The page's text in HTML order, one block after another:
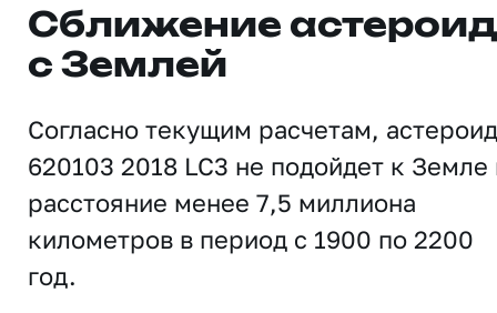
Сближение
с Землей
Согласно текущим расчетам, астероид
620103 2018 LC3 не подойдет к Земле
расстояние менее 7,5 миллиона
километров в период с 1900 по 2200
год.